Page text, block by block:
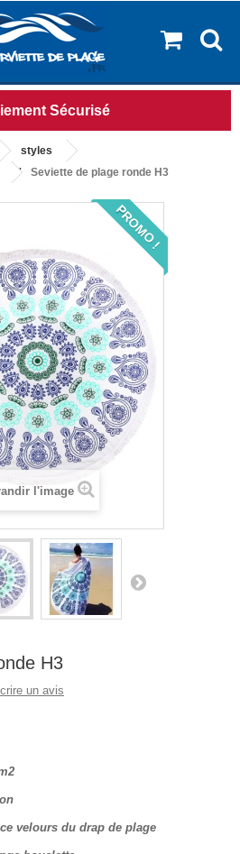
pour changer d'avis
styles
Seviette de plage ronde H3
PROMO !
l'image
H3
un avis
velours du drap de plage